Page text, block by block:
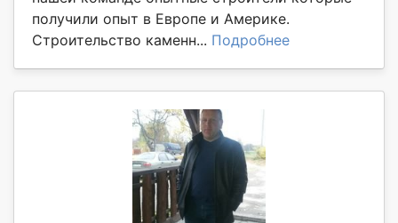
получили опыт в Европе и Америке.
Строительство каменн... Подробнее